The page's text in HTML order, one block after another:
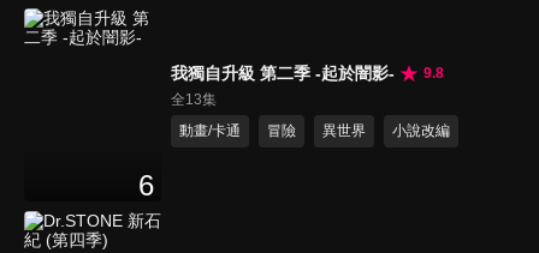
6
我獨自升級 第二季 -起於闇影-
9.8
全13集
動畫/卡通
冒險 異世界 小說改編